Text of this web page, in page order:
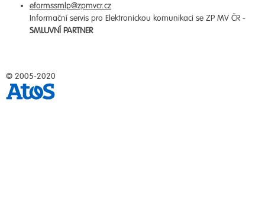
eformssmlp@zpmvcr.cz
Informační servis pro Elektronickou komunikaci se ZP MV ČR -
SMLUVNÍ PARTNER
© 2005-2020